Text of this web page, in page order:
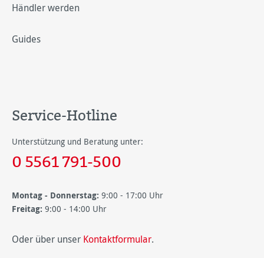
Händler werden
Guides
Service-Hotline
Unterstützung und Beratung unter:
0 5561 791-500
Montag - Donnerstag: 9:00 - 17:00 Uhr
Freitag: 9:00 - 14:00 Uhr
Oder über unser Kontaktformular.